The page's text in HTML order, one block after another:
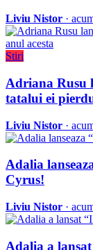
Liviu Nistor ·
Stiri
Adriana Rusu
tatalui ei
Liviu Nistor ·
Adalia
Cyrus!
Liviu Nistor ·
Adalia a